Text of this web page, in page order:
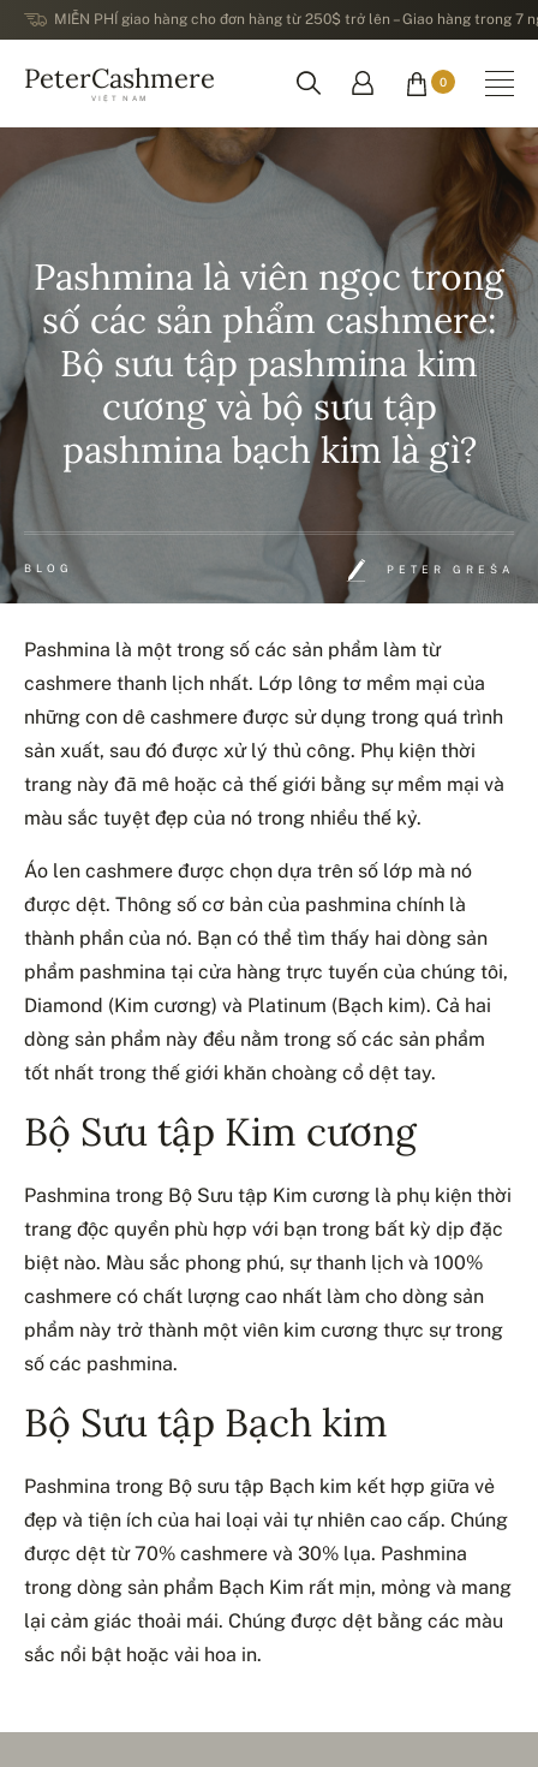
MIỄN PHÍ giao hàng cho đơn hàng từ 250$ trở lên – Giao hàng trong 7
PeterCashmere
VIỆT NAM
0
Pashmina là viên ngọc trong
số các sản phẩm cashmere:
Bộ sưu tập pashmina kim
cương và bộ sưu tập
pashmina bạch kim là gì?
BLOG PETER GREŠA
Pashmina là một trong số các sản phẩm làm từ
cashmere thanh lịch nhất. Lớp lông tơ mềm mại của
những con dê cashmere được sử dụng trong quá trình
sản xuất, sau đó được xử lý thủ công. Phụ kiện thời
trang này đã mê hoặc cả thế giới bằng sự mềm mại và
màu sắc tuyệt đẹp của nó trong nhiều thế kỷ.
Áo len cashmere được chọn dựa trên số lớp mà nó
được dệt. Thông số cơ bản của pashmina chính là
thành phần của nó. Bạn có thể tìm thấy hai dòng sản
phẩm pashmina tại cửa hàng trực tuyến của chúng tôi,
Diamond (Kim cương) và Platinum (Bạch kim). Cả hai
dòng sản phẩm này đều nằm trong số các sản phẩm
tốt nhất trong thế giới khăn choàng cổ dệt tay.
Bộ Sưu tập Kim cương
Pashmina trong Bộ Sưu tập Kim cương là phụ kiện thời
trang độc quyền phù hợp với bạn trong bất kỳ dịp đặc
biệt nào. Màu sắc phong phú, sự thanh lịch và 100%
cashmere có chất lượng cao nhất làm cho dòng sản
phẩm này trở thành một viên kim cương thực sự trong
số các pashmina.
Bộ Sưu tập Bạch kim
Pashmina trong Bộ sưu tập Bạch kim kết hợp giữa vẻ
đẹp và tiện ích của hai loại vải tự nhiên cao cấp. Chúng
được dệt từ 70% cashmere và 30% lụa. Pashmina
trong dòng sản phẩm Bạch Kim rất mịn, mỏng và mang
lại cảm giác thoải mái. Chúng được dệt bằng các màu
sắc nổi bật hoặc vải hoa in.